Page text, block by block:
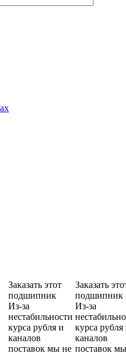
Заказать этот
подшипник
Из-за
нестабильности
курса рубля и
каналов
поставок мы не
Заказать
подшипник
Из-за
курса рубля
каналов
поставок